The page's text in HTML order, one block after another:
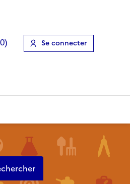
Se connecter